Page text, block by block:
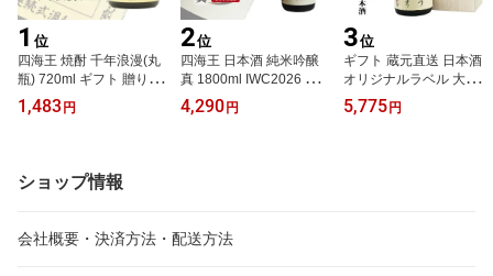
1 位
四海王 焼酎 千年浪漫(丸
瓶) 720ml ギフト 贈り物
に最適 福井酒造 蔵元直
送
1,483 円
2位
四海王 日本酒 純米吟醸
真 1800ml IWC2026 シ
ルバー賞受賞 ギフト 贈
り物 に最適 福井酒造 蔵
4,290 円
3位
ギフト 蔵元直送 日本酒
オリジナルラベル 大吟醸
「山田錦」 720ml 自由に
メッセージが入れられま
5,775 円
ショップ情報
会社概要・決済方法・配送方法